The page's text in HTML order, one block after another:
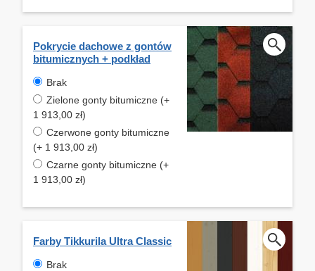
Pokrycie dachowe z gontów
bitumicznych + podkład
Brak
Zielone gonty bitumiczne (+
1 913,00 zł)
Czerwone gonty bitumiczne
(+ 1 913,00 zł)
Czarne gonty bitumiczne (+
1 913,00 zł)
Farby Tikkurila Ultra Classic
Brak